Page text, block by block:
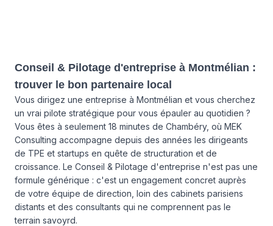
Conseil & Pilotage d'entreprise à Montmélian :
trouver le bon partenaire local
Vous dirigez une entreprise à Montmélian et vous cherchez
un vrai pilote stratégique pour vous épauler au quotidien ?
Vous êtes à seulement 18 minutes de Chambéry, où MEK
Consulting accompagne depuis des années les dirigeants
de TPE et startups en quête de structuration et de
croissance. Le Conseil & Pilotage d'entreprise n'est pas une
formule générique : c'est un engagement concret auprès
de votre équipe de direction, loin des cabinets parisiens
distants et des consultants qui ne comprennent pas le
terrain savoyrd.